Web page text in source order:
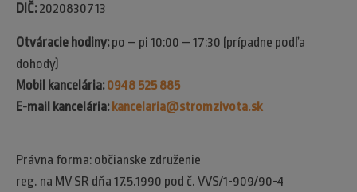
DIČ:2020830713
Otváracie hodiny:po – pi 10:00 – 17:30 (prípadne podľa
dohody)
Mobil kancelária:0948 525 885
E-mail kancelária:kancelaria@stromzivota.sk
Právna forma: občianske združenie
reg. na MV SR dňa 17.5.1990 pod č. VVS/1-909/90-4